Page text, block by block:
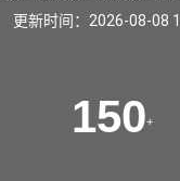
更新时间：2026-08-08
150+